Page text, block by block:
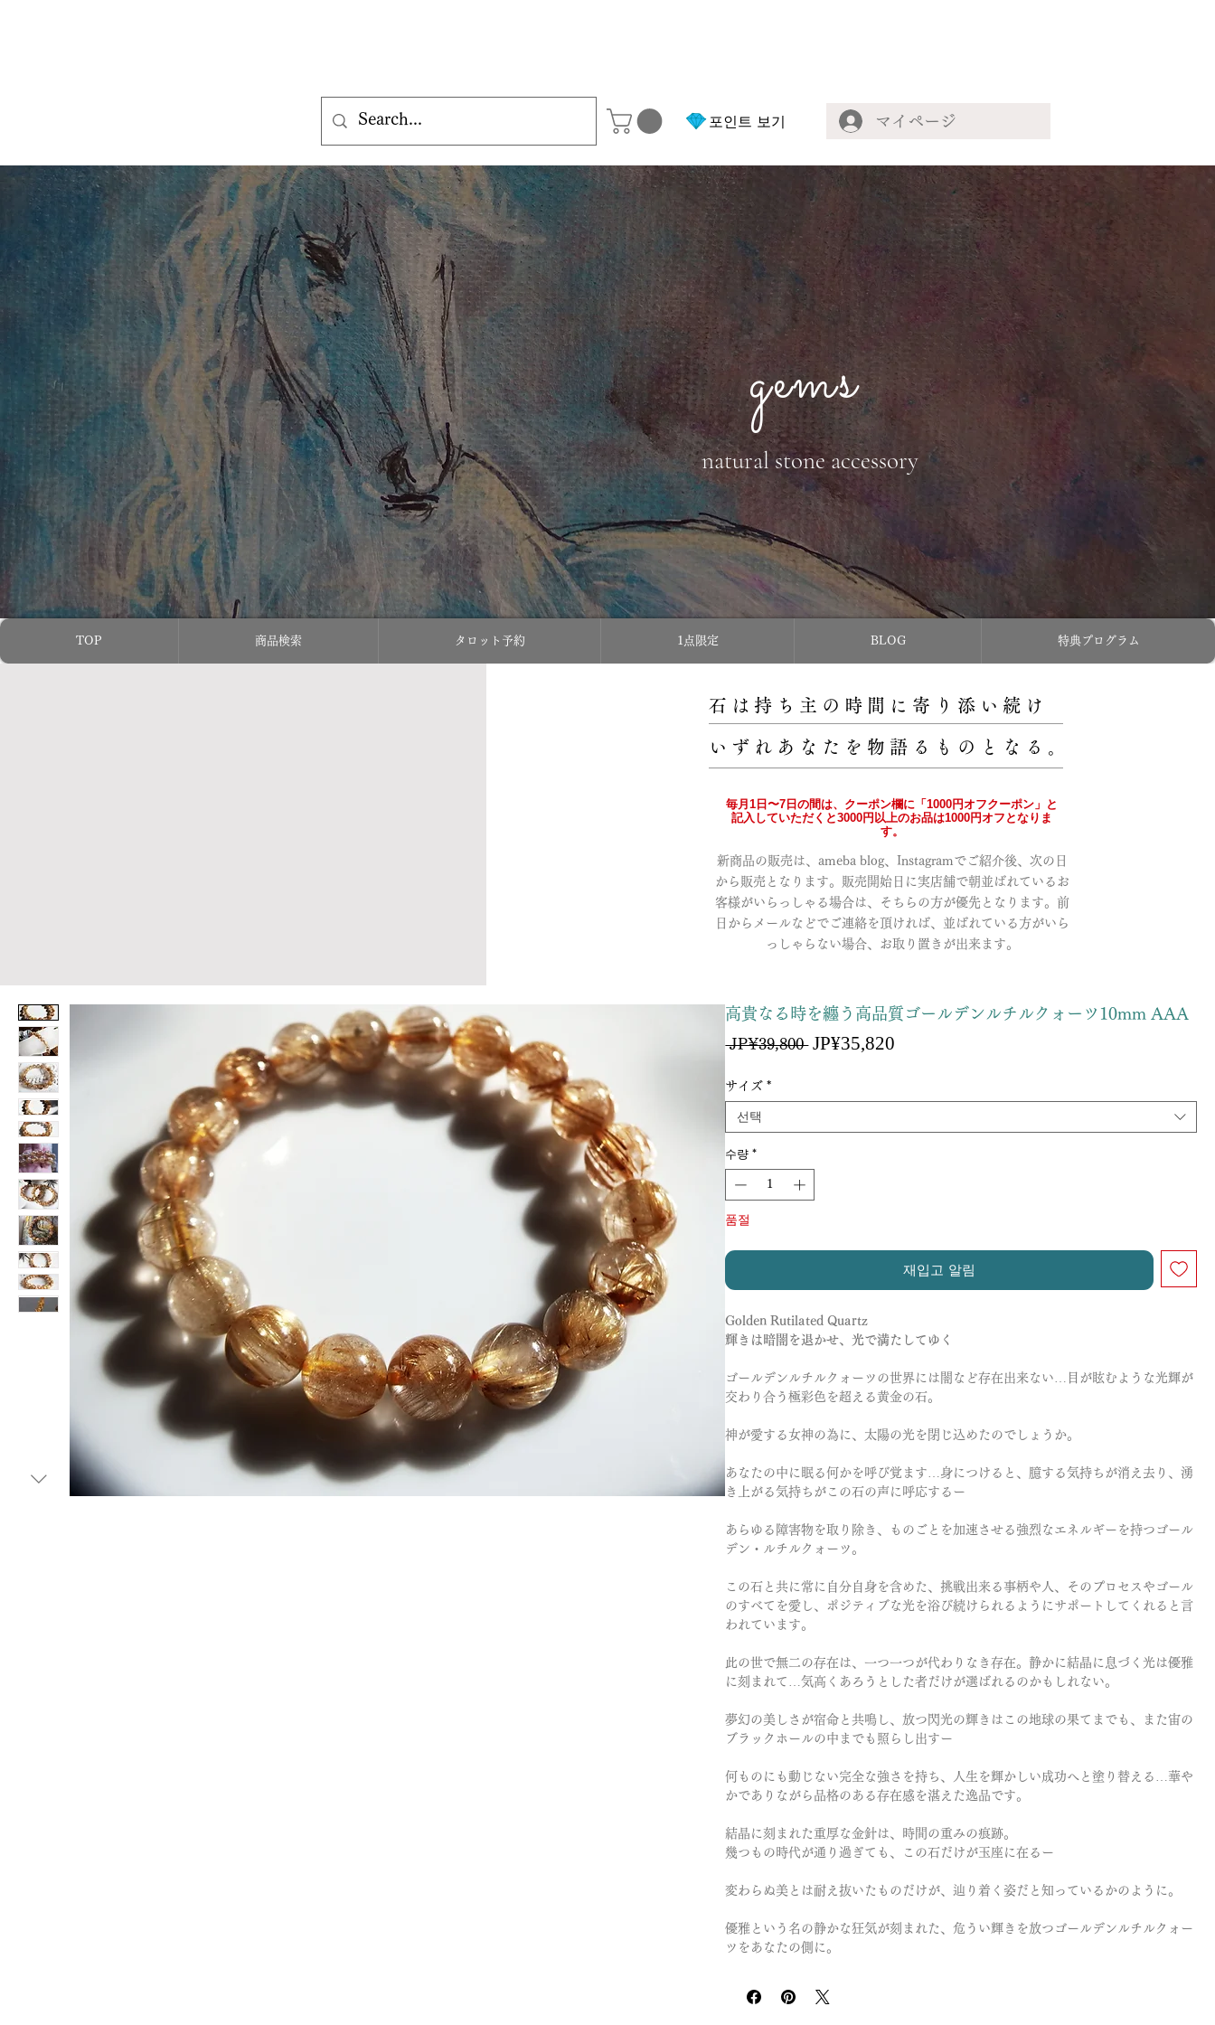
マイページ
포인트 보기
gems
natural stone accessory
TOP 商品検索 タロット予約 1点限定 BLOG 特典プログラム
石は持ち主の時間に寄り添い続け
いずれあなたを物語るものとなる。
毎月1日〜7日の間は、クーポン欄に「1000円オフクーポン」と
記入していただくと3000円以上のお品は1000円オフとなりま
す。
新商品の販売は、ameba blog、Instagramでご紹介後、次の日
から販売となります。販売開始日に実店舗で朝並ばれているお
客様がいらっしゃる場合は、そちらの方が優先となります。前
日からメールなどでご連絡を頂ければ、並ばれている方がいら
っしゃらない場合、お取り置きが出来ます。
高貴なる時を纏う高品質ゴールデンルチルクォーツ10mm AAA
JP¥39,800 일
JP¥35,820
サイズ *
선택
수량 *
품절
재입고 알림
Golden Rutilated Quartz
輝きは暗闇を退かせ、光で満たしてゆく
ゴールデンルチルクォーツの世界には闇など存在出来ない…目が眩むような光輝が
交わり合う極彩色を超える黄金の石。
神が愛する女神の為に、太陽の光を閉じ込めたのでしょうか。
あなたの中に眠る何かを呼び覚ます…身につけると、臆する気持ちが消え去り、湧
き上がる気持ちがこの石の声に呼応するー
あらゆる障害物を取り除き、ものごとを加速させる強烈なエネルギーを持つゴール
デン・ルチルクォーツ。
この石と共に常に自分自身を含めた、挑戦出来る事柄や人、そのプロセスやゴール
のすべてを愛し、ポジティブな光を浴び続けられるようにサポートしてくれると言
われています。
此の世で無二の存在は、一つ一つが代わりなき存在。静かに結晶に息づく光は優雅
に刻まれて…気高くあろうとした者だけが選ばれるのかもしれない。
夢幻の美しさが宿命と共鳴し、放つ閃光の輝きはこの地球の果てまでも、また宙の
ブラックホールの中までも照らし出すー
何ものにも動じない完全な強さを持ち、人生を輝かしい成功へと塗り替える…華や
かでありながら品格のある存在感を湛えた逸品です。
結晶に刻まれた重厚な金針は、時間の重みの痕跡。
幾つもの時代が通り過ぎても、この石だけが玉座に在るー
変わらぬ美とは耐え抜いたものだけが、辿り着く姿だと知っているかのように。
優雅という名の静かな狂気が刻まれた、危うい輝きを放つゴールデンルチルクォー
ツをあなたの側に。